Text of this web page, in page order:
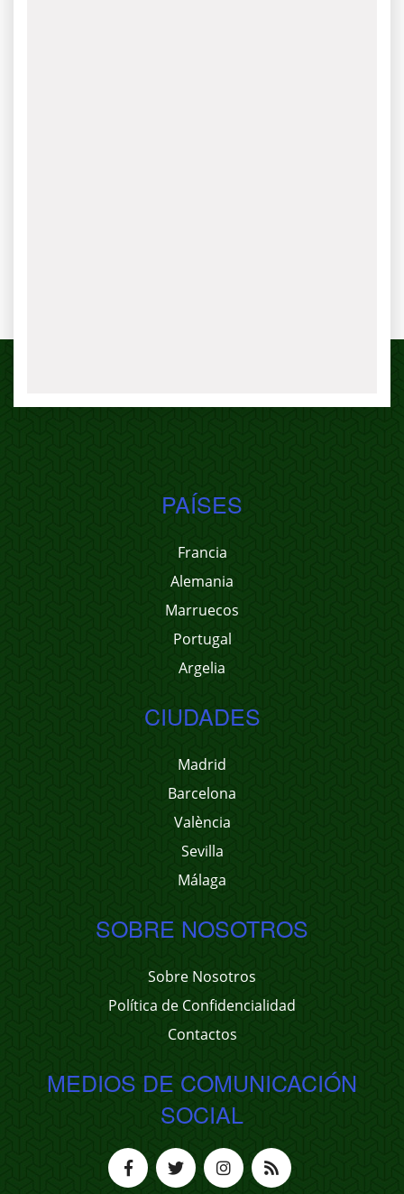
PAÍSES
Francia
Alemania
Marruecos
Portugal
Argelia
CIUDADES
Madrid
Barcelona
València
Sevilla
Málaga
SOBRE NOSOTROS
Sobre Nosotros
Política de Confidencialidad
Contactos
MEDIOS DE COMUNICACIÓN
SOCIAL